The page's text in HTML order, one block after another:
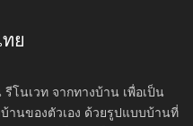
ทย
โนเวท จากทางบ้าน เพื่อเป็น
นของตัวเอง ด้วยรูปแบบบ้านที่